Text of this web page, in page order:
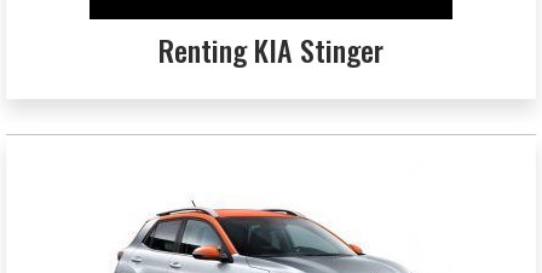
Renting KIA Stinger